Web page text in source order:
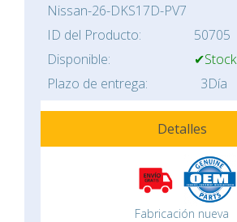
Nissan-26-DKS17D-PV7
ID del Producto:
50705
Disponible:
✔Stock
Plazo de entrega:
3Día
Detalles
Fabricación nueva